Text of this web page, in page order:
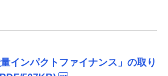
インパクトファイナンス」の取り